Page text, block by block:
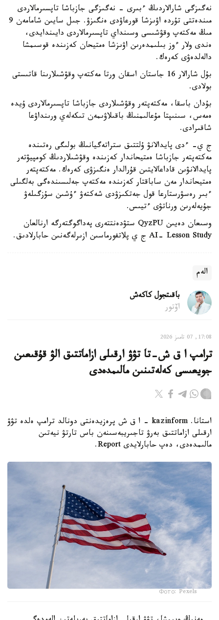
نەگىزگى شارالاردىڭ ءبىرى - نەگىزگى جازباشا تاپسىرمالاردى
مىندەتتى تۇردە اۋىزشا قورعاۋدى ەنگىزۋ. جىل سايىن شامامەن 9
مىڭ مەكتەپ وقۋشىسى وسىنداي تاپسىرمالاردى دايىندايدى،
ەندى ولار ءوز بىلىمدەرىن اۋىزشا ەمتيحان كەزىندە قوسىمشا
دالەلدەۋى كەرەك.
بۇل شارالار 16 جاستان اسقان ورتا مەكتەپ وقۋشىلارىنا قاتىستى
بولادى.
بۇدان باسقا، مەكتەپتەر وقۋشىلاردى جازباشا تاپسىرمالاردى ۇيدە
ەمەس، سىنىپتا مۇعالىمنىڭ باقىلاۋىمەن تىكەلەي ورىنداۋعا
شاقىرادى.
ج ي- ءدى پايدالانۋ ۇلتتىق ستراتەگيانىڭ بولىگى رەتىندە
مەكتەپتەر جازباشا ەمتيحاندار كەزىندە وقۋشىلاردىڭ كومپيۋتەر
پايدالانۋىن قاداعالايتىن قۇرالدار ەنگىزۋى كەرەك. مەكتەپتەر
ەمتيحاندار مەن ساباقتار كەزىندە مەكتەپ جەلىسىندەگى بەلگىلى
ءبىر رەسۋرستارعا قول جەتكىزۋدى شەكتەۋ ءۇشىن سۇزگىلەۋ
جۇيەلەرىن ورناتۋى ءتيىس.
وسىعان دەيىن QyzPU ستۋدەنتتەرى پەداگوگتەرگە ارنالعان
AI- Lesson Study ج ي پلاتفورماسىن ازىرلەگەنىن حابارلادىق.
الەم
باقىتجول كاكەش
اۆتور
17:08, 07 تامىز 2026
ترامپ ا ق ش-تا تۋۋ ارقىلى ازاماتتىق الۋ قۇقىعىن
جويعىسى كەلەتىنىن مالىمدەدى
استانا. kazinform - ا ق ش پرەزيدەنتى دونالد ترامپ ەلدە تۋۋ
ارقىلى ازاماتتىق بەرۋ تاجىريبەسىنەن باس تارتۋ نيەتىن
مالىمدەدى، دەپ حابارلايدى Report.
Фото: Pexels